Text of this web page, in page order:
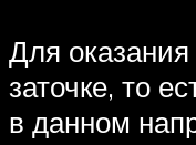
Для
заточке, то
в данном